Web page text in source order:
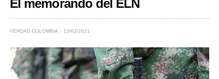
El memorando del ELN
VERDAD COLOMBIA 13/02/2021